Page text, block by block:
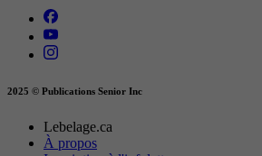
2025 © Publications Senior Inc
Lebelage.ca
À propos